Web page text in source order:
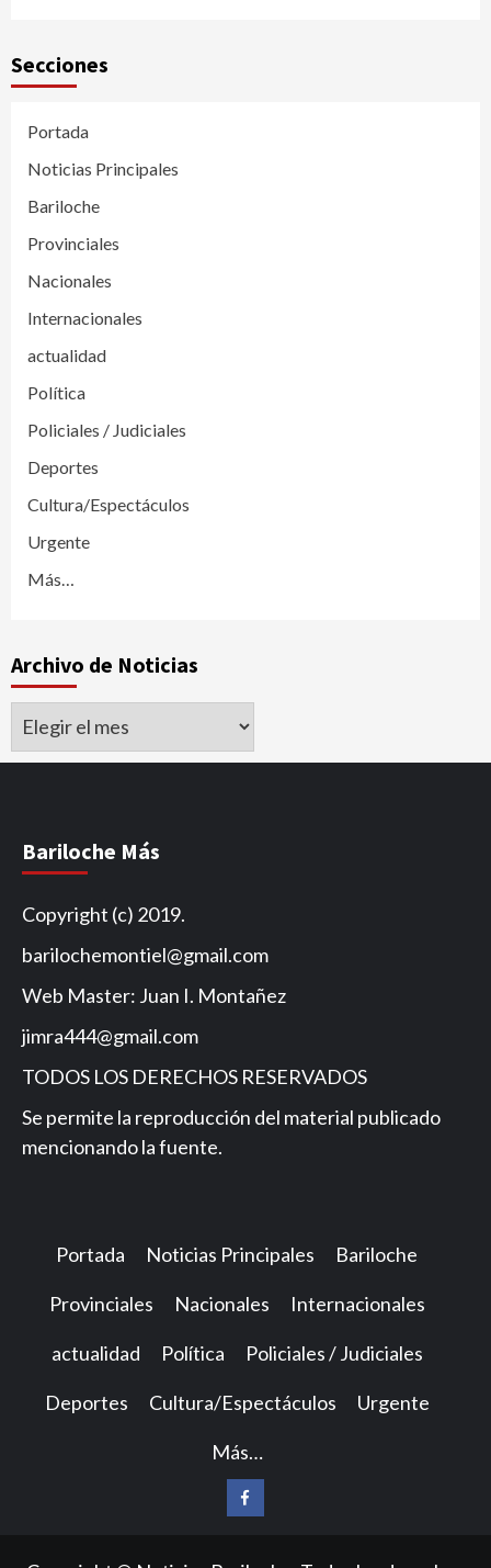
Secciones
Portada
Noticias Principales
Bariloche
Provinciales
Nacionales
Internacionales
actualidad
Política
Policiales / Judiciales
Deportes
Cultura/Espectáculos
Urgente
Más…
Archivo de Noticias
Archivo
Bariloche Más
Copyright (c) 2019.
barilochemontiel@gmail.com
Web Master: Juan I. Montañez
jimra444@gmail.com
TODOS LOS DERECHOS RESERVADOS
Se permite la reproducción del material publicado
mencionando la fuente.
Portada Noticias Principales Bariloche
Provinciales Nacionales Internacionales
actualidad Política Policiales / Judiciales
Deportes Cultura/Espectáculos Urgente
Más…
Facebook